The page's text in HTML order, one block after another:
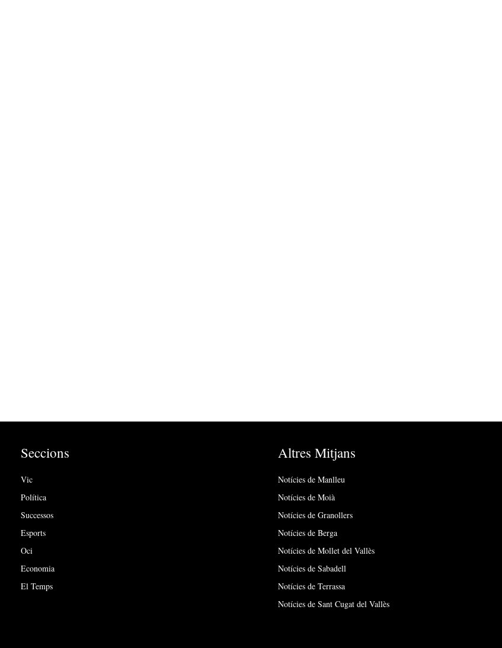
Seccions
Vic
Política
Successos
Esports
Oci
Economia
El Temps
Altres Mitjans
Notícies de Manlleu
Notícies de Moià
Notícies de Granollers
Notícies de Berga
Notícies de Mollet del Vallès
Notícies de Sabadell
Notícies de Terrassa
Notícies de Sant Cugat del Vallès